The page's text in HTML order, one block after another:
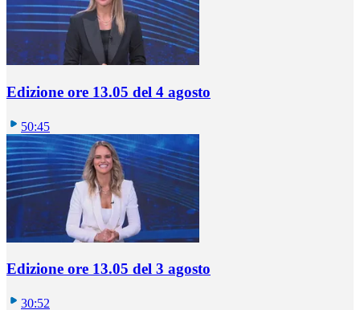
Edizione ore 13.05 del 4 agosto
50:45
Edizione ore 13.05 del 3 agosto
30:52